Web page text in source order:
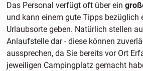
Das Personal verfügt oft über ein
und kann einem gute Tipps bezüglich
Urlaubsorte geben. Natürlich stellen
Anlaufstelle dar - diese können
aussprechen, da Sie bereits vor Ort
jeweiligen Campingplatz gemacht